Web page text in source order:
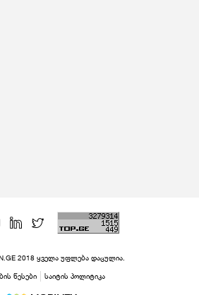
2018 ყველა უფლება დაცულია.
წესები საიტის პოლიტიკა